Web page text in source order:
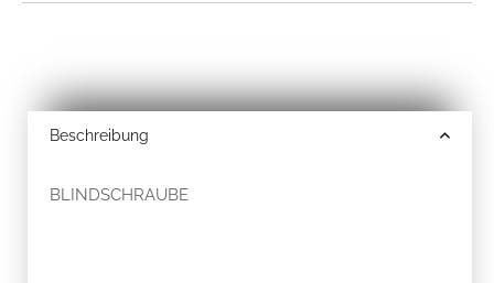
Beschreibung
BLINDSCHRAUBE